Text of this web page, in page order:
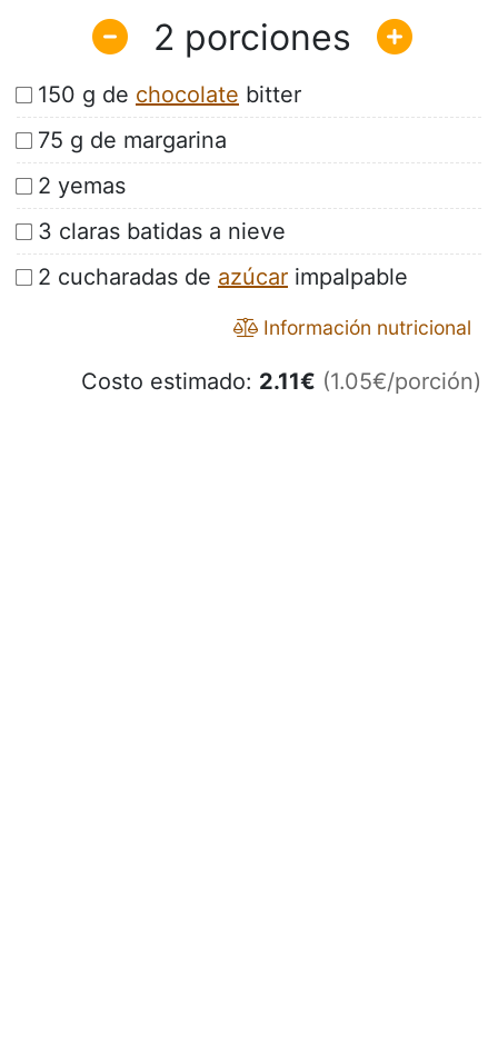
2
150 g de chocolate bitter
75 g de margarina
2 yemas
3 claras batidas a nieve
2 cucharadas de azúcar impalpable
Información nutricional
Costo estimado: 2.11€ (1.05€/porción)